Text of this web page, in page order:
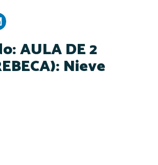
AULA DE 2
Nieve